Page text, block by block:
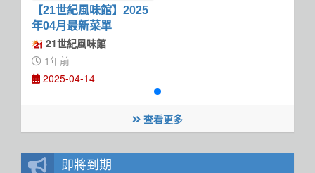
【21世紀風味館】2025
年04月最新菜單
21世紀風味館
1年前
2025-04-14
查看更多
即將到期